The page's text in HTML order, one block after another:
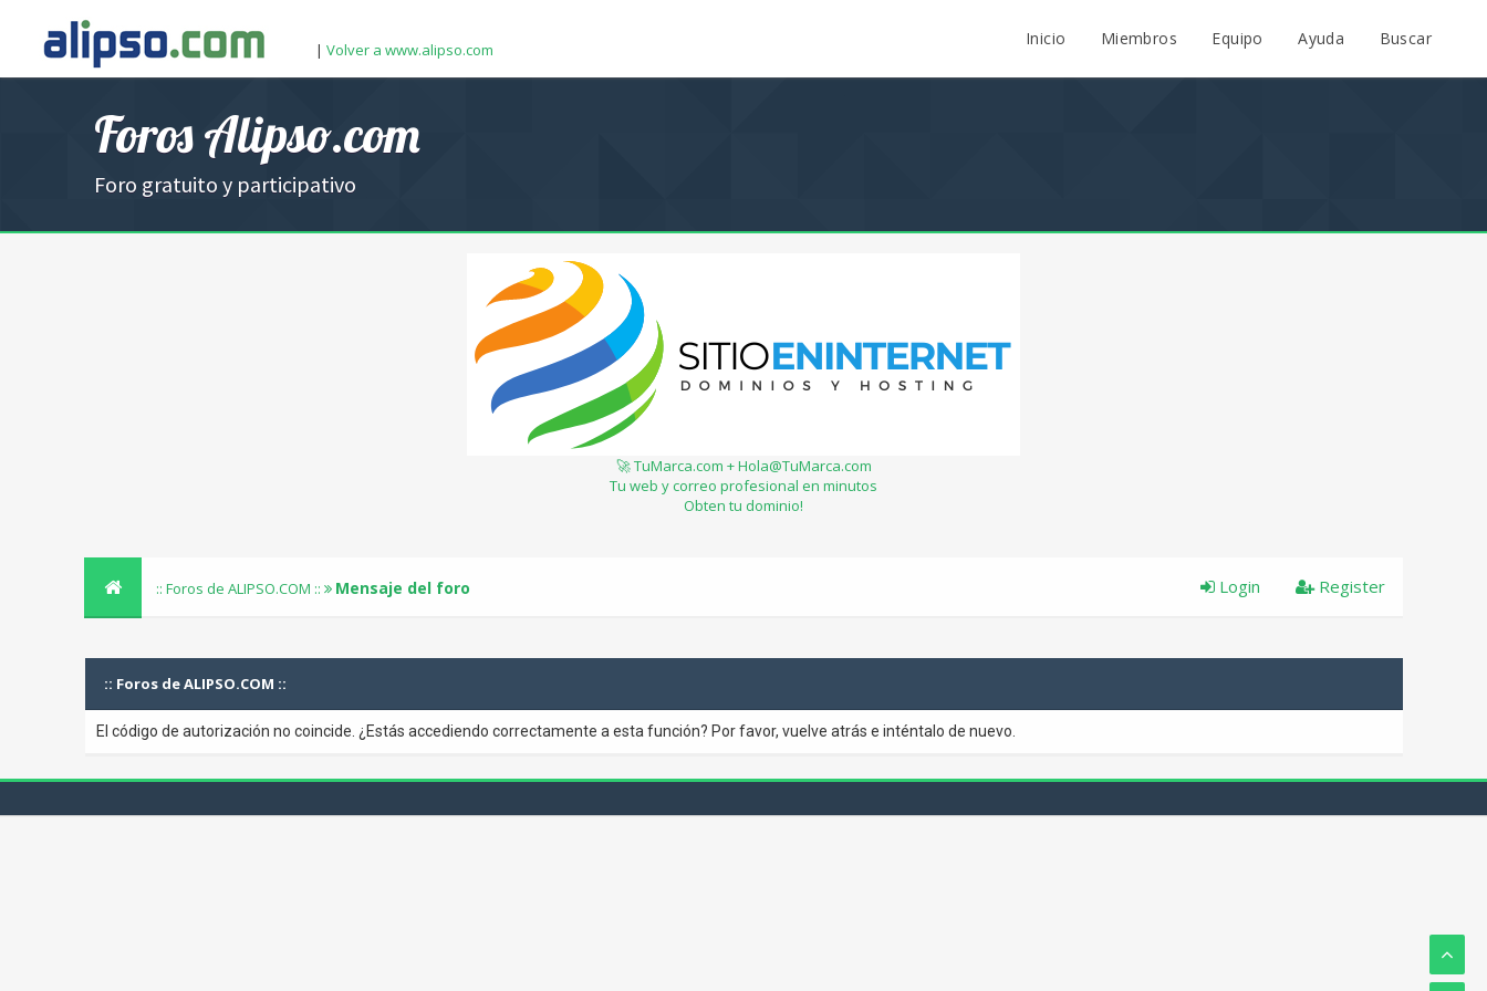
| Volver a www.alipso.com
Inicio Miembros Equipo Ayuda Buscar
Foros Alipso.com
Foro gratuito y participativo
🚀 TuMarca.com + Hola@TuMarca.com
Tu web y correo profesional en minutos
Obten tu dominio!
:: Foros de ALIPSO.COM :: Mensaje del foro Register
Login
:: Foros de ALIPSO.COM ::
El código de autorización no coincide. ¿Estás accediendo correctamente a esta función? Por favor, vuelve atrás e inténtalo de nuevo.